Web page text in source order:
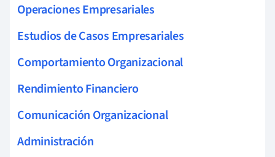
Operaciones Empresariales
Estudios de Casos Empresariales
Comportamiento Organizacional
Rendimiento Financiero
Comunicación Organizacional
Administración